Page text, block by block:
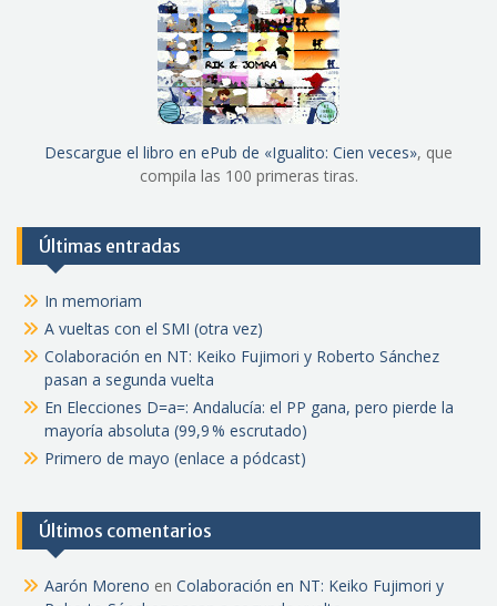
Descargue el libro en ePub de «Igualito: Cien veces», que
compila las 100 primeras tiras.
Últimas entradas
In memoriam
A vueltas con el SMI (otra vez)
Colaboración en NT: Keiko Fujimori y Roberto Sánchez
pasan a segunda vuelta
En Elecciones D=a=: Andalucía: el PP gana, pero pierde la
mayoría absoluta (99,9 % escrutado)
Primero de mayo (enlace a pódcast)
Últimos comentarios
Aarón Moreno en Colaboración en NT: Keiko Fujimori y